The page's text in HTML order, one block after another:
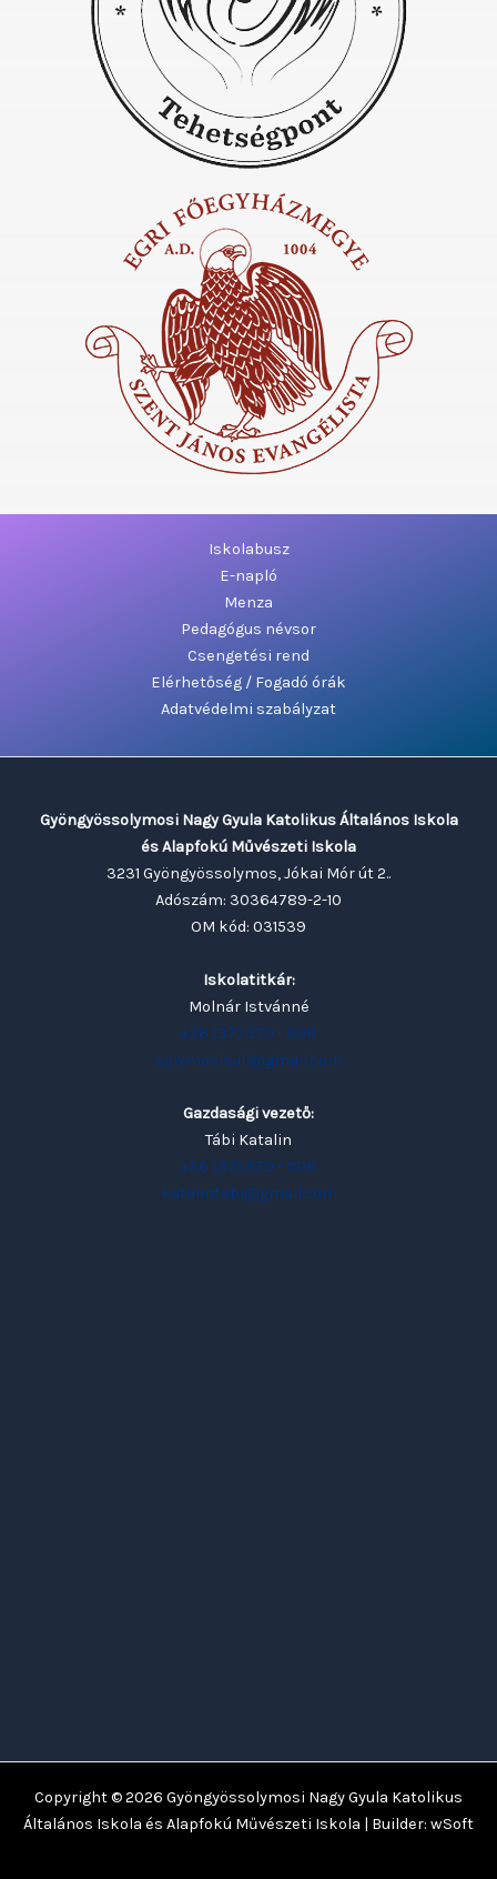
Iskolabusz
E-napló
Menza
Pedagógus névsor
Csengetési rend
Elérhetőség / Fogadó órák
Adatvédelmi szabályzat
Gyöngyössolymosi Nagy Gyula Katolikus Általános Iskola
és Alapfokú Művészeti Iskola
3231 Gyöngyössolymos, Jókai Mór út 2..
Adószám: 30364789-2-10
OM kód: 031539
Iskolatitkár:
Molnár Istvánné
+36 (37) 370 - 008
solymosisuli@gmail.com
Gazdasági vezető:
Tábi Katalin
+36 (37) 370 - 008
katalintabi@gmail.com
Copyright © 2026 Gyöngyössolymosi Nagy Gyula Katolikus
Általános Iskola és Alapfokú Művészeti Iskola | Builder: wSoft